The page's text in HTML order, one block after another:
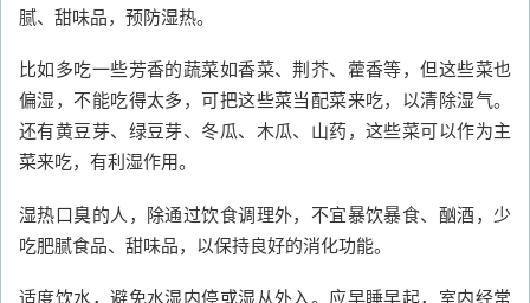
腻、甜味品，预防湿热。
比如多吃一些芳香的蔬菜如香菜、荆芥、藿香等，但这些菜也
偏湿，不能吃得太多，可把这些菜当配菜来吃，以清除湿气。
还有黄豆芽、绿豆芽、冬瓜、木瓜、山药，这些菜可以作为主
菜来吃，有利湿作用。
湿热口臭的人，除通过饮食调理外，不宜暴饮暴食、酗酒，少
吃肥腻食品、甜味品，以保持良好的消化功能。
适度饮水，避免水湿内停或湿从外入。应早睡早起，室内经常